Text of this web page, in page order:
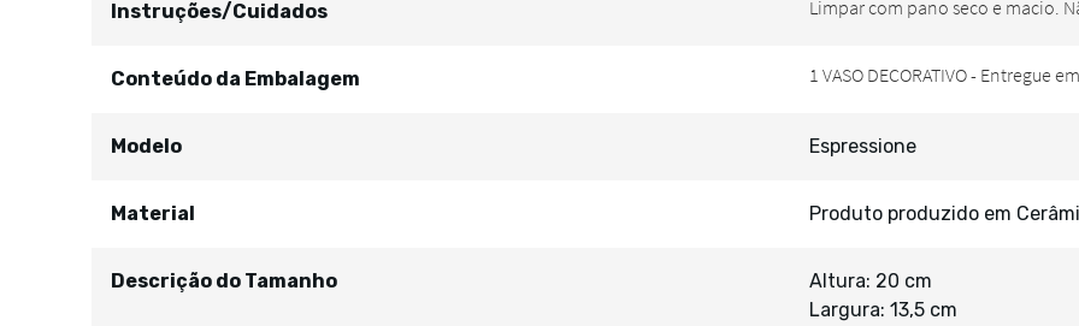
Instruções/Cuidados
Conteúdo da Embalagem
Modelo Espressione
Material Produto produzido em
Descrição do Tamanho
Altura: 20 cm
Largura: 13,5 cm